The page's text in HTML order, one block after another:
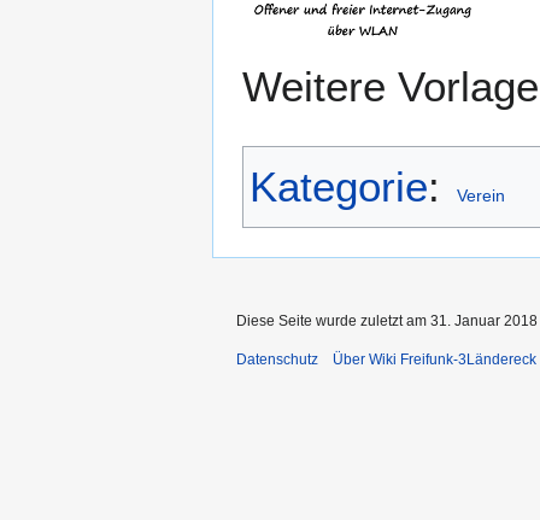
Weitere
Kategorie: Verein
Diese Seite wurde zuletzt am 31. Januar
Datenschutz Über Wiki Freifunk-3Ländereck